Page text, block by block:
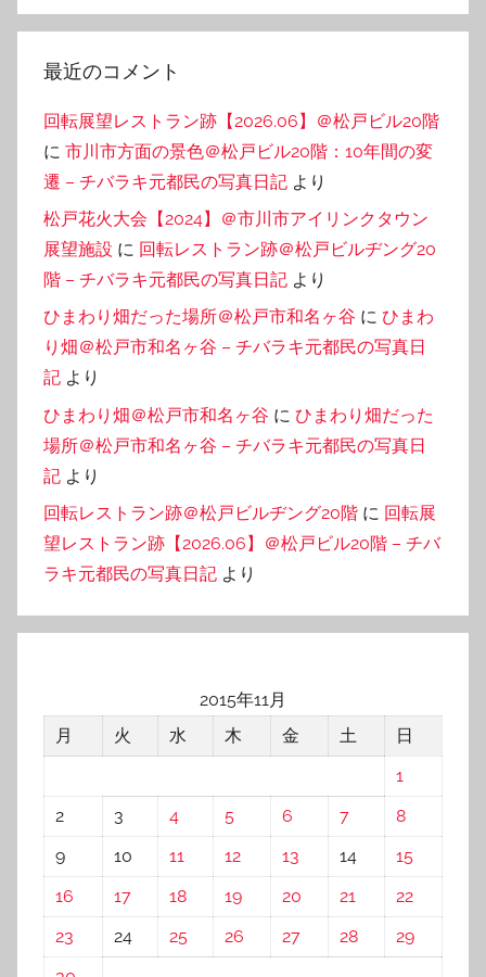
最近のコメント
回転展望レストラン跡【2026.06】＠松戸ビル20階
に 市川市方面の景色＠松戸ビル20階：10年間の変
遷 – チバラキ元都民の写真日記 より
松戸花火大会【2024】＠市川市アイリンクタウン
展望施設 に 回転レストラン跡＠松戸ビルヂング20
階 – チバラキ元都民の写真日記 より
ひまわり畑だった場所＠松戸市和名ヶ谷 に ひまわ
り畑＠松戸市和名ヶ谷 – チバラキ元都民の写真日
記 より
ひまわり畑＠松戸市和名ヶ谷 に ひまわり畑だった
場所＠松戸市和名ヶ谷 – チバラキ元都民の写真日
記 より
回転レストラン跡＠松戸ビルヂング20階 に 回転展
望レストラン跡【2026.06】＠松戸ビル20階 – チバ
ラキ元都民の写真日記 より
2015年11月
月
火 水 木 金 土
日
1
2
3 4 5 6 7
8
9
10 11 12 13 14
15
16
17 18 19 20 21
22
23
24 25 26 27 28
29